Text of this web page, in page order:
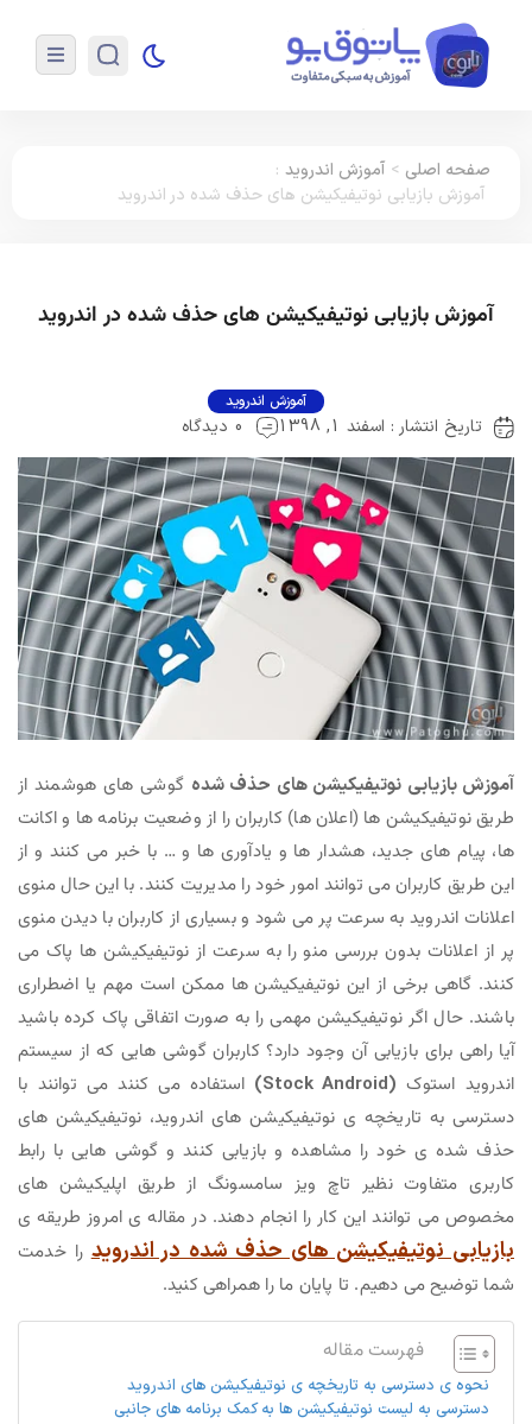
صفحه اصلی > آموزش اندروید :
آموزش بازیابی نوتیفیکیشن های حذف شده در اندروید
آموزش بازیابی نوتیفیکیشن های حذف شده در اندروید
آموزش اندروید
تاریخ انتشار : اسفند 1, 1398 0 دیدگاه
آموزش بازیابی نوتیفیکیشن های حذف شده گوشی های هوشمند از
طریق نوتیفیکیشن ها (اعلان ها) کاربران را از وضعیت برنامه ها و اکانت
ها، پیام های جدید، هشدار ها و یادآوری ها و … با خبر می کنند و از
این طریق کاربران می توانند امور خود را مدیریت کنند. با این حال منوی
اعلانات اندروید به سرعت پر می شود و بسیاری از کاربران با دیدن منوی
پر از اعلانات بدون بررسی منو را به سرعت از نوتیفیکیشن ها پاک می
کنند. گاهی برخی از این نوتیفیکیشن ها ممکن است مهم یا اضطراری
باشند. حال اگر نوتیفیکیشن مهمی را به صورت اتفاقی پاک کرده باشید
آیا راهی برای بازیابی آن وجود دارد؟ کاربران گوشی هایی که از سیستم
اندروید استوک (Stock Android)
استفاده می کنند می توانند با
دسترسی به تاریخچه ی نوتیفیکیشن های اندروید، نوتیفیکیشن های
حذف شده ی خود را مشاهده و بازیابی کنند و گوشی هایی با رابط
کاربری متفاوت نظیر تاچ ویز سامسونگ از طریق اپلیکیشن های
مخصوص می توانند این کار را انجام دهند. در مقاله ی امروز طریقه ی
بازیابی نوتیفیکیشن های حذف شده در اندرویدرا خدمت
شما توضیح می دهیم. تا پایان ما را همراهی کنید.
فهرست مقاله
نحوه ی دسترسی به تاریخچه ی نوتیفیکیشن های اندروید
دسترسی به لیست نوتیفیکیشن ها به کمک برنامه های جانبی